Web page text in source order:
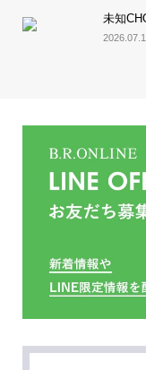
未知